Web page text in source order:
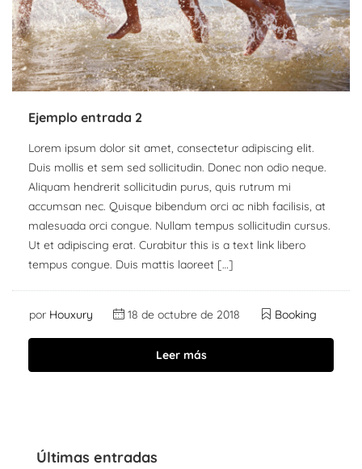
Ejemplo entrada 2
Lorem ipsum dolor sit amet, consectetur adipiscing elit.
Duis mollis et sem sed sollicitudin. Donec non odio neque.
Aliquam hendrerit sollicitudin purus, quis rutrum mi
accumsan nec. Quisque bibendum orci ac nibh facilisis, at
malesuada orci congue. Nullam tempus sollicitudin cursus.
Ut et adipiscing erat. Curabitur this is a text link libero
tempus congue. Duis mattis laoreet […]
por Houxury 18 de octubre de 2018 Booking
Leer más
Últimas entradas